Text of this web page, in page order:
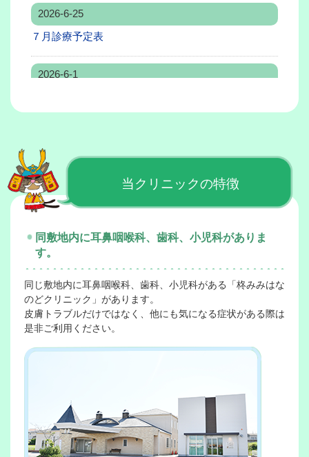
2026-6-25
７月診療予定表
2026-6-1
任いたしました！
2026-5-26
【6月1日〜】診療報酬改定に伴うお知らせ
2026-5-14
６月診療予定表
５月診療予定表
2026-3-31
呼吸器内科 ４月４日（土）スパイラルタワーズに
2026-3-24
【重要】2026年4月〜皮膚科診療体制の変更について
当クリニックの特徴
同敷地内に耳鼻咽喉科、歯科、小児科がありま
す。
同じ敷地内に耳鼻咽喉科、歯科、小児科がある「柊みみはな
のどクリニック」があります。
皮膚トラブルだけではなく、他にも気になる症状がある際は
是非ご利用ください。